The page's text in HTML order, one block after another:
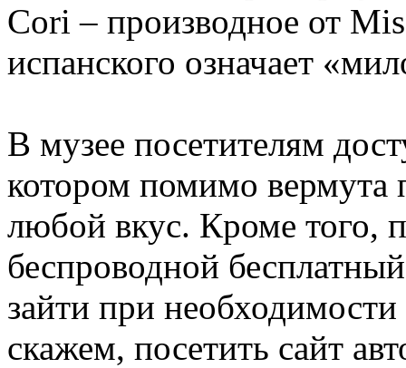
Cori – производное от
испанского означает
В музее посетителям
котором помимо вермута
любой вкус. Кроме того,
беспроводной
зайти при
скажем, посетить сайт